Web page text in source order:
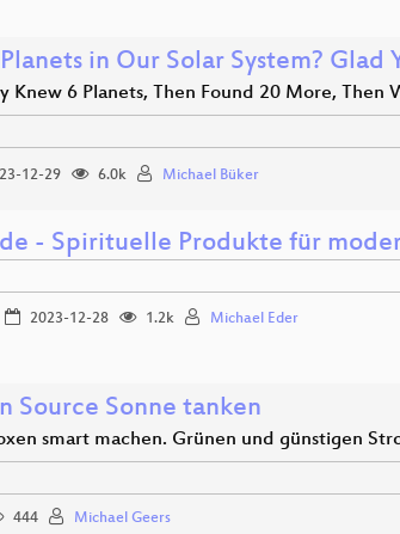
in Our Solar System? Glad
Knew 6 Planets, Then Found 20 More, Then
12-29 6.0k Michael Büker
- Spirituelle Produkte für
2023-12-28 1.2k Michael Eder
Source Sonne tanken
smart machen. Grünen und günstigen
444 Michael Geers